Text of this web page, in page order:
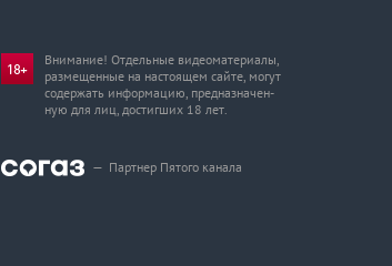
Внимание! Отдельные видеоматериалы,
размещенные на настоящем сайте, могут
содержать информацию, предназначен­
ную для лиц, достигших 18 лет.
— Партнер Пятого канала